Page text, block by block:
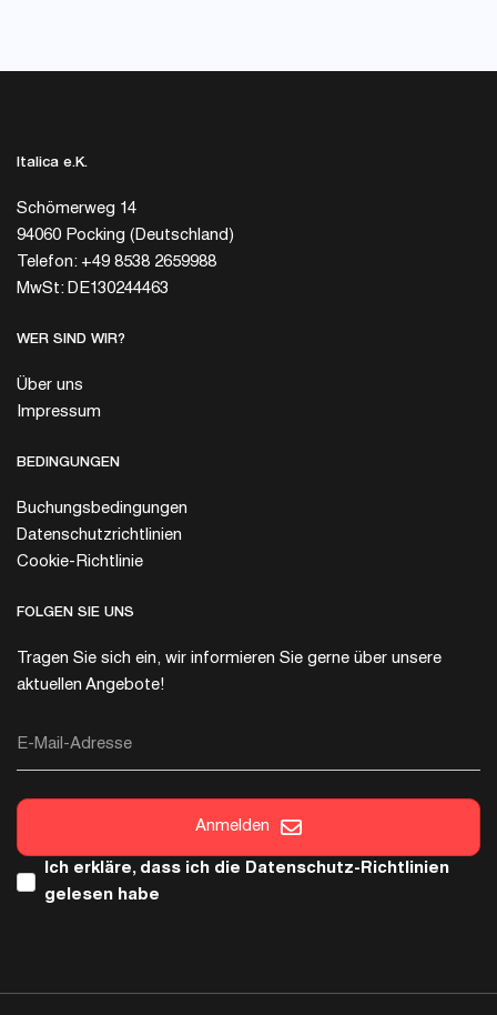
Italica e.K.
Schömerweg 14
94060 Pocking (Deutschland)
Telefon: +49 8538 2659988
MwSt: DE130244463
WER SIND WIR?
Über uns
Impressum
BEDINGUNGEN
Buchungsbedingungen
Datenschutzrichtlinien
Cookie-Richtlinie
FOLGEN SIE UNS
Tragen Sie sich ein, wir informieren Sie gerne über unsere
aktuellen Angebote!
E-Mail-Adresse
Anmelden
Ich erkläre, dass ich die Datenschutz-Richtlinien
gelesen habe